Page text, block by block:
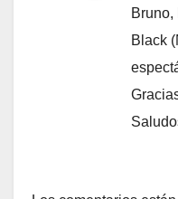
Bruno,
Black